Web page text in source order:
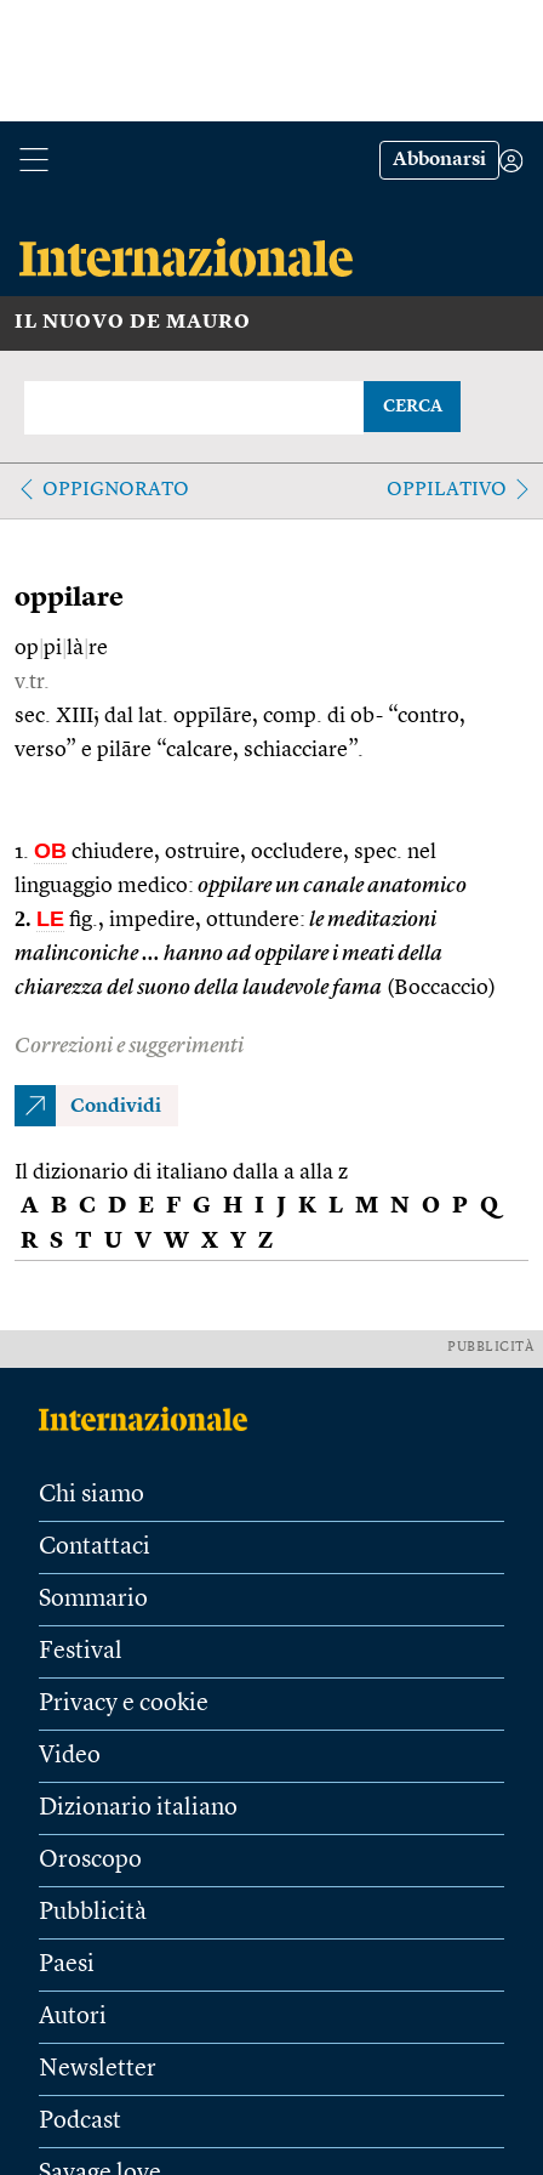
Abbonarsi
IL NUOVO DE MAURO
CERCA
OPPIGNORATO OPPILATIVO
oppilare
op pi là re
v.tr.
sec. XIII; dal lat. oppīlāre, comp. di ob- “contro,
verso” e pilāre “calcare, schiacciare”.
1. OB chiudere, ostruire, occludere, spec. nel
linguaggio medico: oppilare un canale anatomico
2. LE fig., impedire, ottundere: le meditazioni
malinconiche … hanno ad oppilare i meati della
chiarezza del suono della laudevole fama (Boccaccio)
Correzioni e suggerimenti
Condividi
Il dizionario di italiano dalla a alla z
A B C D E F G H I J K L M N O P Q
R S T U V W X Y Z
PUBBLICITÀ
Chi siamo
Contattaci
Sommario
Festival
Privacy e cookie
Video
Dizionario italiano
Oroscopo
Pubblicità
Paesi
Autori
Newsletter
Podcast